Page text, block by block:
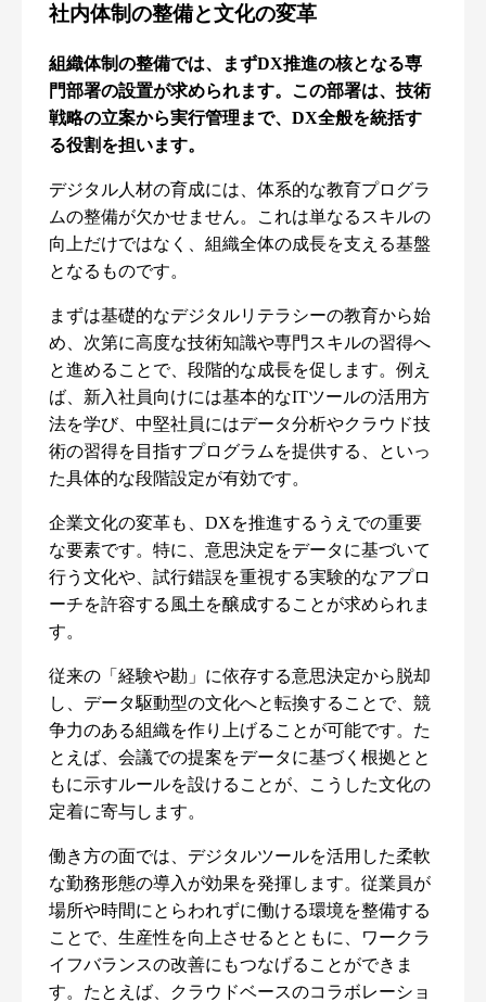
社内体制の整備と文化の変革
組織体制の整備では、まずDX推進の核となる専
門部署の設置が求められます。この部署は、技術
戦略の立案から実行管理まで、DX全般を統括す
る役割を担います。
デジタル人材の育成には、体系的な教育プログラ
ムの整備が欠かせません。これは単なるスキルの
向上だけではなく、組織全体の成長を支える基盤
となるものです。
まずは基礎的なデジタルリテラシーの教育から始
め、次第に高度な技術知識や専門スキルの習得へ
と進めることで、段階的な成長を促します。例え
ば、新入社員向けには基本的なITツールの活用方
法を学び、中堅社員にはデータ分析やクラウド技
術の習得を目指すプログラムを提供する、といっ
た具体的な段階設定が有効です。
企業文化の変革も、DXを推進するうえでの重要
な要素です。特に、意思決定をデータに基づいて
行う文化や、試行錯誤を重視する実験的なアプロ
ーチを許容する風土を醸成することが求められま
す。
従来の「経験や勘」に依存する意思決定から脱却
し、データ駆動型の文化へと転換することで、競
争力のある組織を作り上げることが可能です。た
とえば、会議での提案をデータに基づく根拠とと
もに示すルールを設けることが、こうした文化の
定着に寄与します。
働き方の面では、デジタルツールを活用した柔軟
な勤務形態の導入が効果を発揮します。従業員が
場所や時間にとらわれずに働ける環境を整備する
ことで、生産性を向上させるとともに、ワークラ
イフバランスの改善にもつなげることができま
す。たとえば、クラウドベースのコラボレーショ